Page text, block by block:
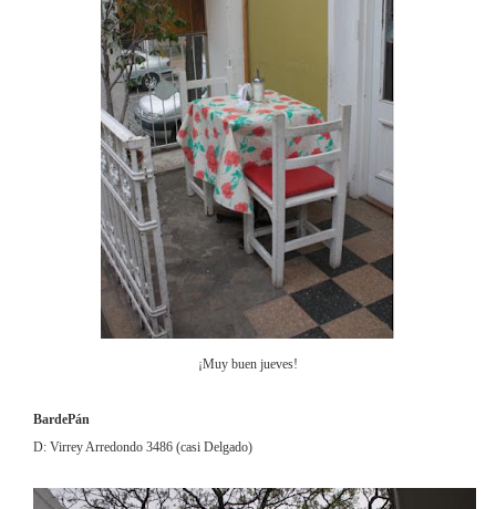
¡Muy buen jueves!
BardePán
D: Virrey Arredondo 3486 (casi Delgado)